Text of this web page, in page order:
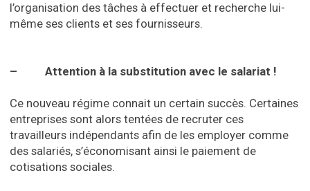
l’organisation des tâches à effectuer et recherche lui-
même ses clients et ses fournisseurs.
– Attention à la substitution avec le salariat !
Ce nouveau régime connait un certain succès. Certaines
entreprises sont alors tentées de recruter ces
travailleurs indépendants afin de les employer comme
des salariés, s’économisant ainsi le paiement de
cotisations sociales.